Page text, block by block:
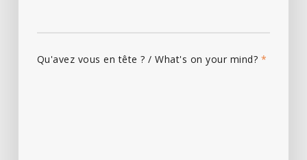
Qu'avez vous en tête ? / What's on your mind? *